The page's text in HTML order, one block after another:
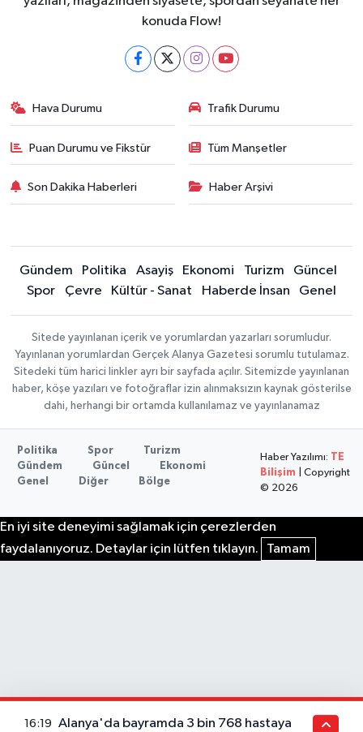
konuda Flow!
Hava Durumu Trafik Durumu
Puan Durumu ve Fikstür Tüm Manşetler
Son Dakika Haberleri Haber Arşivi
Gündem Politika Asayiş Ekonomi Turizm
Güncel
Spor
Çevre Kültür - Sanat Haberde İnsan Genel
Sitede yayınlanan içerik ve yorumlardan yazarları sorumludur.
Yayınlanan yorumlardan Gerçek Alanya Gazetesi sorumlu tutulamaz.
Sitedeki tüm harici linkler ayrı bir sayfada açılır. Sitemizde yayınlanan
haber, köşe yazıları ve fotoğraflar izin alınmaksızın kaynak gösterilse
dahi, herhangi bir ortamda kullanılamaz ve yayınlanamaz
Politika Spor
Turizm
Gündem
Güncel
Ekonomi
Genel
Diğer Bölge
Haber Yazılımı:
TE
Bilişim | Copyright
© 2026
En iyi site deneyimi sağlamak için çerezlerden
faydalanıyoruz. Detaylar için lütfen tıklayın.
Tamam
16:19 Alanya'da bayramda 3 bin 768 hastaya